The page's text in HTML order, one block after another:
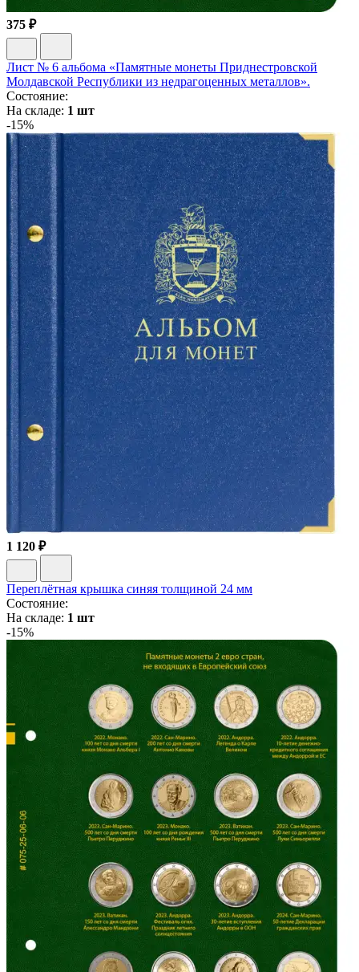
375 ₽
Лист № 6 альбома «Памятные монеты Приднестровской
Молдавской Республики из недрагоценных металлов».
Состояние:
На складе: 1 шт
-15%
1 120 ₽
Переплётная крышка синяя толщиной 24 мм
Состояние:
На складе: 1 шт
-15%